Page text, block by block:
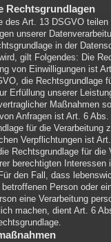
Rechtsgrundlagen
des Art. 13 DSGVO teilen
unserer
in der
gilt Folgendes: Die
von Einwilligungen ist
die Rechtsgrundlage
Erfüllung unserer
Maßnahmen
Anfragen ist Art. 6
für die Verarbeitung
Verpflichtungen ist
Rechtsgrundlage für die
berechtigten Interessen
den Fall, dass
betroffenen Person oder
eine Verarbeitung
machen, dient Art. 6